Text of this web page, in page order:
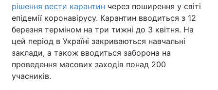
рішення вести карантин через поширення у світі
епідемії коронавірусу. Карантин вводиться з 12
березня терміном на три тижні до 3 квітня. На
цей період в Україні закриваються навчальні
заклади, а також вводиться заборона на
проведення масових заходів понад 200
учасників.